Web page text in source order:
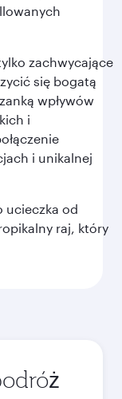
zachwycające
się bogatą
wpływów
i
i unikalnej
ucieczka od
raj, który